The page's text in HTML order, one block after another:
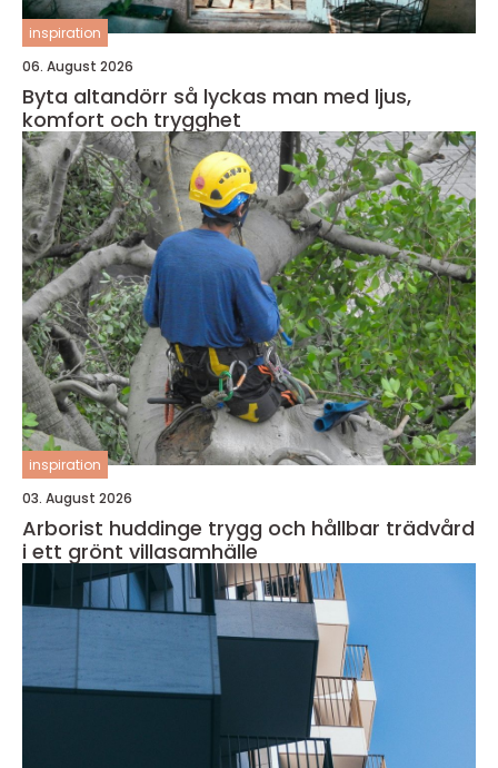
inspiration
06. August 2026
Byta altandörr så lyckas man med ljus,
komfort och trygghet
inspiration
03. August 2026
Arborist huddinge trygg och hållbar trädvård
i ett grönt villasamhälle